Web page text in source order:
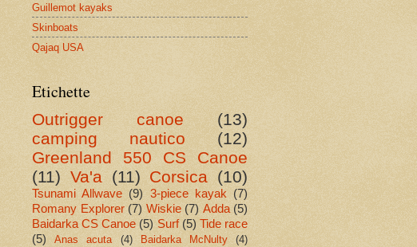
Guillemot kayaks
Skinboats
Qajaq USA
Etichette
Outrigger canoe
(13)
camping nautico
(12)
Greenland 550 CS Canoe
(11) Va'a (11) Corsica (10)
Tsunami Allwave (9) 3-piece kayak (7)
Romany Explorer (7) Wiskie (7) Adda (5)
Baidarka CS Canoe (5) Surf (5) Tide race
(5)
Anas acuta (4) Baidarka McNulty
(4)